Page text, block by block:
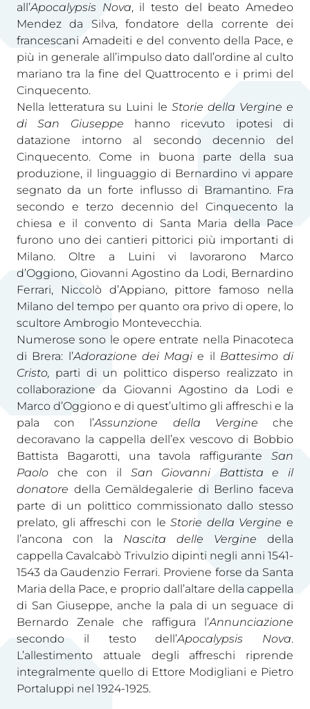
all’Apocalypsis Nova, il testo del beato Amedeo
Mendez da Silva, fondatore della corrente dei
francescani Amadeiti e del convento della Pace, e
più in generale all’impulso dato dall’ordine al culto
mariano tra la fine del Quattrocento e i primi del
Cinquecento.
Nella letteratura su Luini le Storie della Vergine e
di San Giuseppe hanno ricevuto ipotesi di
datazione intorno al secondo decennio del
Cinquecento. Come in buona parte della sua
produzione, il linguaggio di Bernardino vi appare
segnato da un forte influsso di Bramantino. Fra
secondo e terzo decennio del Cinquecento la
chiesa e il convento di Santa Maria della Pace
furono uno dei cantieri pittorici più importanti di
Milano. Oltre a Luini vi lavorarono Marco
d’Oggiono, Giovanni Agostino da Lodi, Bernardino
Ferrari, Niccolò d’Appiano, pittore famoso nella
Milano del tempo per quanto ora privo di opere, lo
scultore Ambrogio Montevecchia.
Numerose sono le opere entrate nella Pinacoteca
di Brera: l’Adorazione dei Magi e il Battesimo di
Cristo, parti di un polittico disperso realizzato in
collaborazione da Giovanni Agostino da Lodi e
Marco d’Oggiono e di quest’ultimo gli affreschi e la
pala con l’Assunzione della Vergine che
decoravano la cappella dell’ex vescovo di Bobbio
Battista Bagarotti, una tavola raffigurante San
Paolo che con il San Giovanni Battista e il
donatore della Gemäldegalerie di Berlino faceva
parte di un polittico commissionato dallo stesso
prelato, gli affreschi con leStorie della Vergine e
l’ancona con la Nascita delle Vergine della
cappella Cavalcabò Trivulzio dipinti negli anni 1541-
1543 da Gaudenzio Ferrari. Proviene forse da Santa
Maria della Pace, e proprio dall’altare della cappella
di San Giuseppe, anche la pala di un seguace di
Bernardo Zenale che raffigura l’Annunciazione
secondo il testo dell’Apocalypsis Nova.
L’allestimento attuale degli affreschi riprende
integralmente quello di Ettore Modigliani e Pietro
Portaluppi nel 1924-1925.